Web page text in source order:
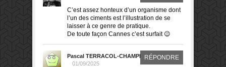
C’est assez honteux d’un organisme dont
l’un des ciments est l’illustration de se
laisser à ce genre de pratique.
De toute façon Cannes c’est surfait 😉
Pascal TERRACOL-CHAMPIN
01/09/2025
RÉPONDRE